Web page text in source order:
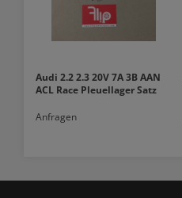
Audi 2.2 2.3 20V 7A 3B AAN
ACL Race Pleuellager Satz
Anfragen